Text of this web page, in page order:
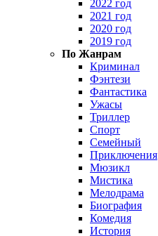
2022 год
2021 год
2020 год
2019 год
По Жанрам
Криминал
Фэнтези
Фантастика
Ужасы
Триллер
Спорт
Семейный
Приключения
Мюзикл
Мистика
Мелодрама
Биография
Комедия
История